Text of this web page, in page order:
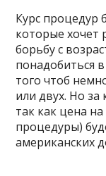
Курс процедур
которые хочет
борьбу с
понадобиться
того чтоб
или двух. Но за
так как цена
процедуры)
американских